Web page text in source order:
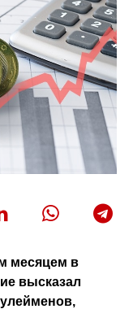
месяцем в
высказал